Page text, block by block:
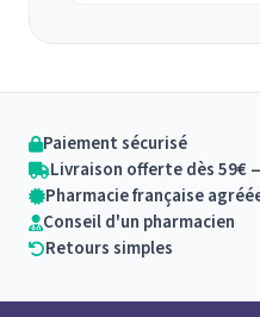
Paiement sécurisé
Livraison offerte dès 59€
Pharmacie française
Conseil d'un pharmacien
Retours simples